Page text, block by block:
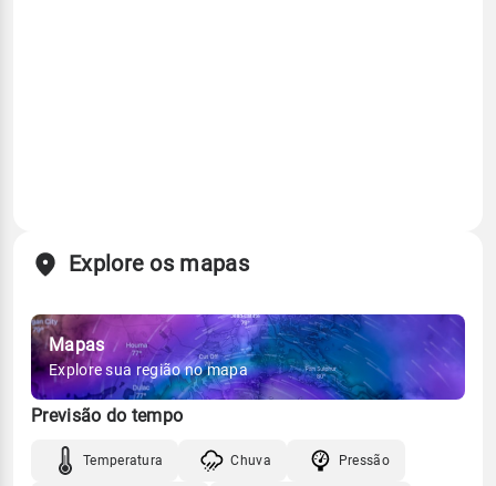
Explore os mapas
Mapas
Explore sua região no mapa
Previsão do tempo
Temperatura Chuva Pressão